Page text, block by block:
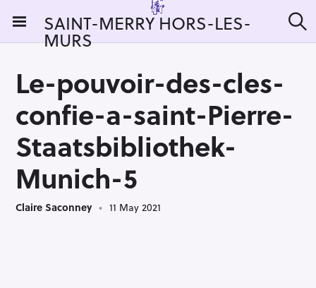
i
SAINT-MERRY HORS-LES-
MURS e
Le-pouvoir-des-cles-
confie-a-saint-Pierre-
Staatsbibliothek-
Munich-5
Claire Saconney 11 May 2021